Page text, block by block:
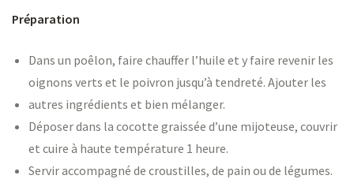
Préparation
Dans un poêlon, faire chauffer l’huile et y faire revenir les
oignons verts et le poivron jusqu’à tendreté. Ajouter les
autres ingrédients et bien mélanger.
Déposer dans la cocotte graissée d’une mijoteuse, couvrir
et cuire à haute température 1 heure.
Servir accompagné de croustilles, de pain ou de légumes.